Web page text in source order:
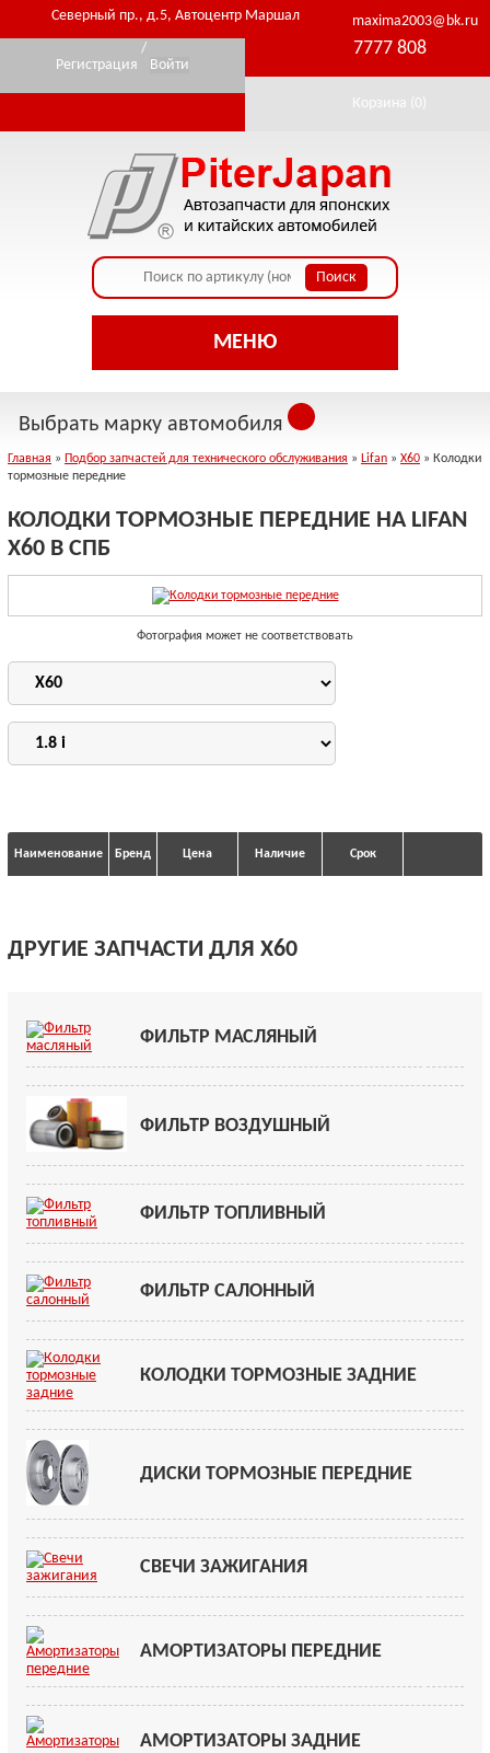
Северный пр., д.5, Автоцентр Маршал maxima2003@bk.ru
7777 808
Регистрация
/
Войти
Корзина (0)
МЕНЮ
Выбрать марку автомобиля
Главная » Подбор запчастей для технического обслуживания » Lifan » X60 » Колодки
тормозные передние
КОЛОДКИ ТОРМОЗНЫЕ ПЕРЕДНИЕ НА LIFAN
X60 В СПБ
Фотография может не соответствовать
Наименование Бренд Цена Наличие Срок
ДРУГИЕ ЗАПЧАСТИ ДЛЯ X60
ФИЛЬТР МАСЛЯНЫЙ
ФИЛЬТР ВОЗДУШНЫЙ
ФИЛЬТР ТОПЛИВНЫЙ
ФИЛЬТР САЛОННЫЙ
КОЛОДКИ ТОРМОЗНЫЕ ЗАДНИЕ
ДИСКИ ТОРМОЗНЫЕ ПЕРЕДНИЕ
СВЕЧИ ЗАЖИГАНИЯ
АМОРТИЗАТОРЫ ПЕРЕДНИЕ
АМОРТИЗАТОРЫ ЗАДНИЕ